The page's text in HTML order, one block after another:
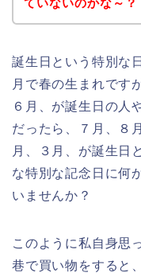
ていないのかな～？
誕生日という特別な
月で春の生まれです
６月、が誕生日の人
だったら、７月、８
月、３月、が誕生日
な特別な記念日に何
いませんか？
このように私自身思
巷で買い物をすると